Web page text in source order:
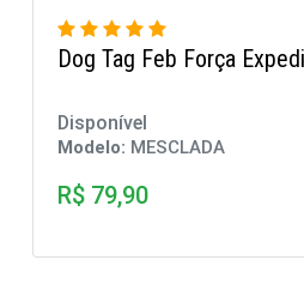
Dog tag do
Disponível
Modelo:MESCLADA
R$ 90,00